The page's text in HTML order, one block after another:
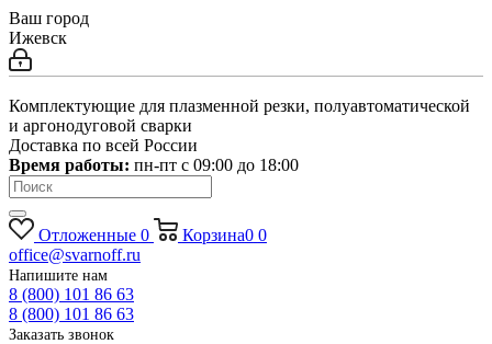
Ваш город
Ижевск
Комплектующие для плазменной резки, полуавтоматической
и аргонодуговой сварки
Доставка по всей России
Время работы: пн-пт c 09:00 до 18:00
Отложенные 0 Корзина0 0
office@svarnoff.ru
Напишите нам
8 (800) 101 86 63
8 (800) 101 86 63
Заказать звонок